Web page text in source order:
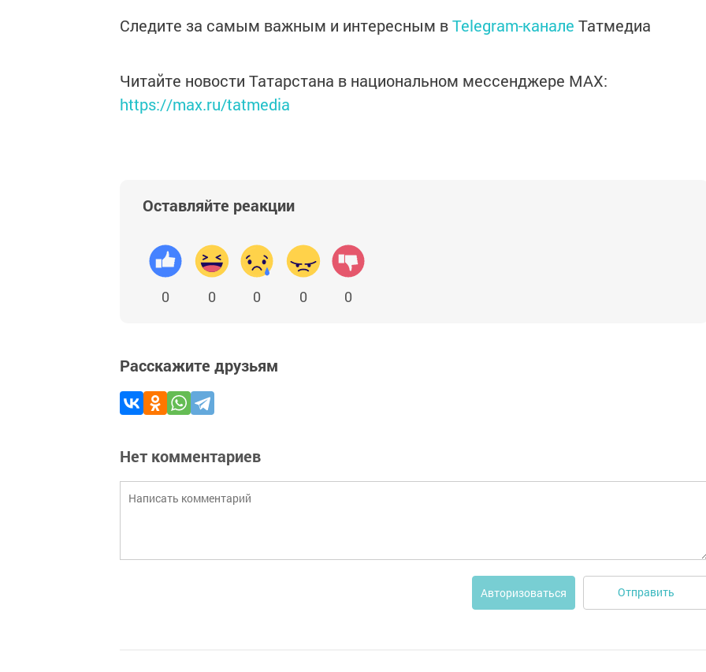
Следите за самым важным и интересным вTelegram-канале Татмедиа
Читайте новости Татарстана в национальном мессенджере MАХ:
https://max.ru/tatmedia
Оставляйте реакции
0 0 0 0 0
Расскажите друзьям
Нет комментариев
Авторизоваться Отправить